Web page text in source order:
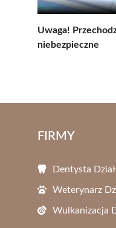
Uwaga!
niebezpieczne
FIRMY
Dentysta
Weterynarz
Wulkanizacja